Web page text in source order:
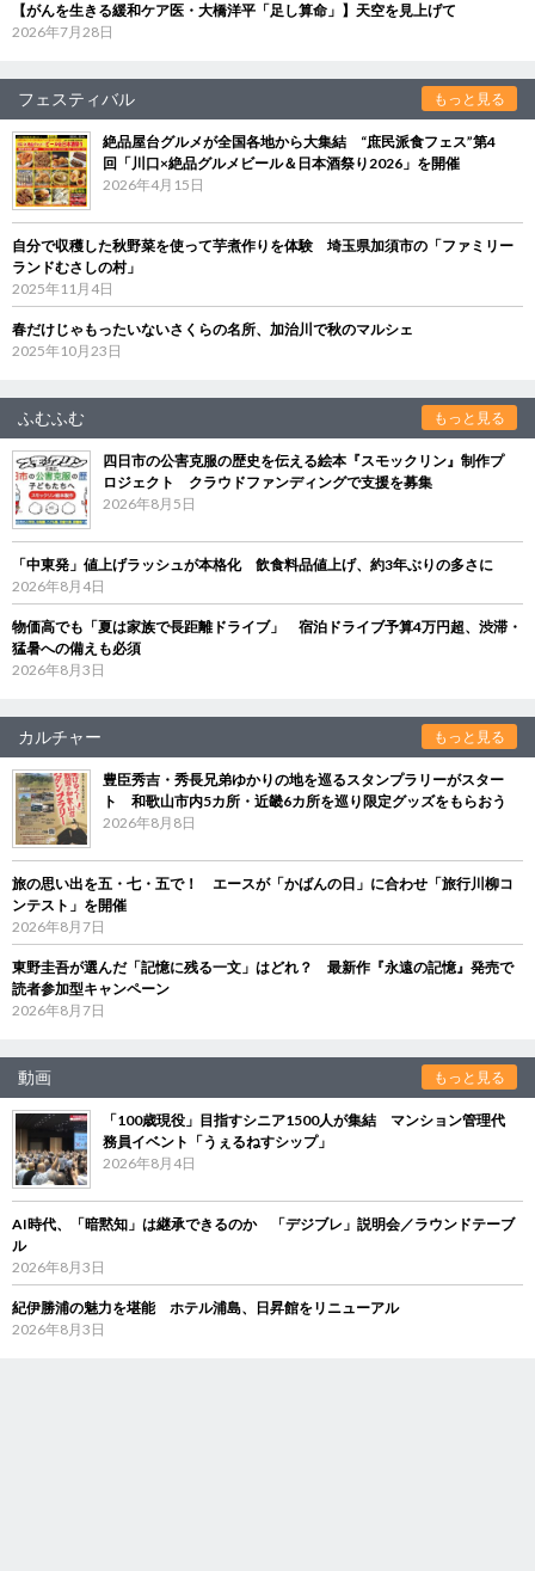
【がんを生きる緩和ケア医・大橋洋平「足し算命」】天空を見上げて
2026年7月28日
フェスティバル もっと見る
絶品屋台グルメが全国各地から大集結 “庶民派食フェス”第4
回「川口×絶品グルメビール＆日本酒祭り2026」を開催
2026年4月15日
自分で収穫した秋野菜を使って芋煮作りを体験 埼玉県加須市の「ファミリー
ランドむさしの村」
2025年11月4日
春だけじゃもったいないさくらの名所、加治川で秋のマルシェ
2025年10月23日
ふむふむ もっと見る
四日市の公害克服の歴史を伝える絵本『スモックリン』制作プ
ロジェクト クラウドファンディングで支援を募集
2026年8月5日
「中東発」値上げラッシュが本格化 飲食料品値上げ、約3年ぶりの多さに
2026年8月4日
物価高でも「夏は家族で長距離ドライブ」 宿泊ドライブ予算4万円超、渋滞・
猛暑への備えも必須
2026年8月3日
カルチャー もっと見る
豊臣秀吉・秀長兄弟ゆかりの地を巡るスタンプラリーがスター
ト 和歌山市内5カ所・近畿6カ所を巡り限定グッズをもらおう
2026年8月8日
旅の思い出を五・七・五で！ エースが「かばんの日」に合わせ「旅行川柳コ
ンテスト」を開催
2026年8月7日
東野圭吾が選んだ「記憶に残る一文」はどれ？ 最新作『永遠の記憶』発売で
読者参加型キャンペーン
2026年8月7日
動画 もっと見る
「100歳現役」目指すシニア1500人が集結 マンション管理代
務員イベント「うぇるねすシップ」
2026年8月4日
AI時代、「暗黙知」は継承できるのか 「デジブレ」説明会／ラウンドテーブ
ル
2026年8月3日
紀伊勝浦の魅力を堪能 ホテル浦島、日昇館をリニューアル
2026年8月3日